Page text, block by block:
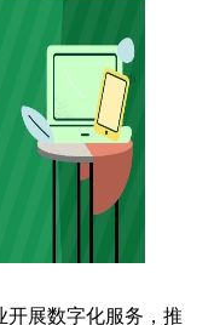
开展数字化服务，推